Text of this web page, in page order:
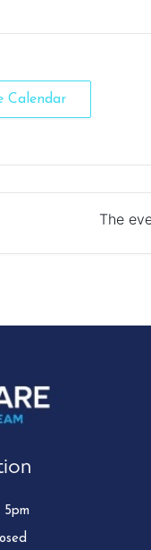
Calendar
The
5pm